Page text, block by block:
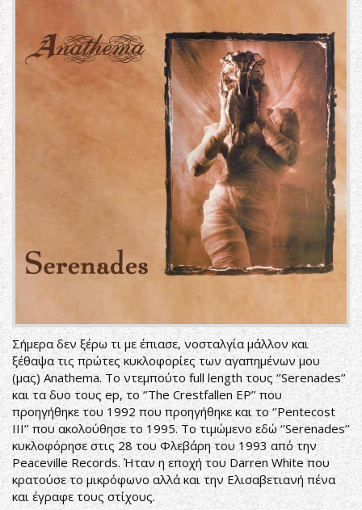
Σήμερα δεν ξέρω τι με έπιασε, νοσταλγία μάλλον και
ξέθαψα τις πρώτες κυκλοφορίες των αγαπημένων μου
(μας) Anathema. Το ντεμπούτο full length τους ‘’Serenades’’
και τα δυο τους ep, το ‘’The Crestfallen EP’’ που
προηγήθηκε του 1992 που προηγήθηκε και το ‘’Pentecost
III’’ που ακολούθησε το 1995. Το τιμώμενο εδώ ‘’Serenades’’
κυκλοφόρησε στις 28 του Φλεβάρη του 1993 από την
Peaceville Records. Ήταν η εποχή του Darren White που
κρατούσε το μικρόφωνο αλλά και την Ελισαβετιανή πένα
και έγραφε τους στίχους.